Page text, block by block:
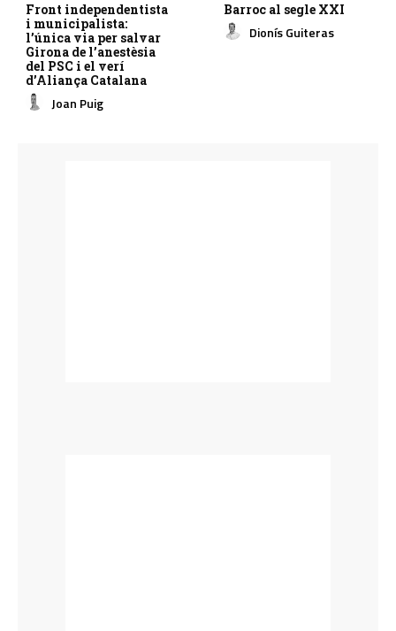
Front independentista
i municipalista:
l’única via per salvar
Girona de l’anestèsia
del PSC i el verí
d’Aliança Catalana
Joan Puig
Barroc al segle XXI
Dionís Guiteras